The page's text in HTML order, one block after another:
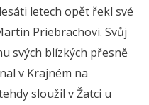
letech opět řekl své
Priebrachovi. Svůj
svých blízkých přesně
v Krajném na
sloužil v Žatci u